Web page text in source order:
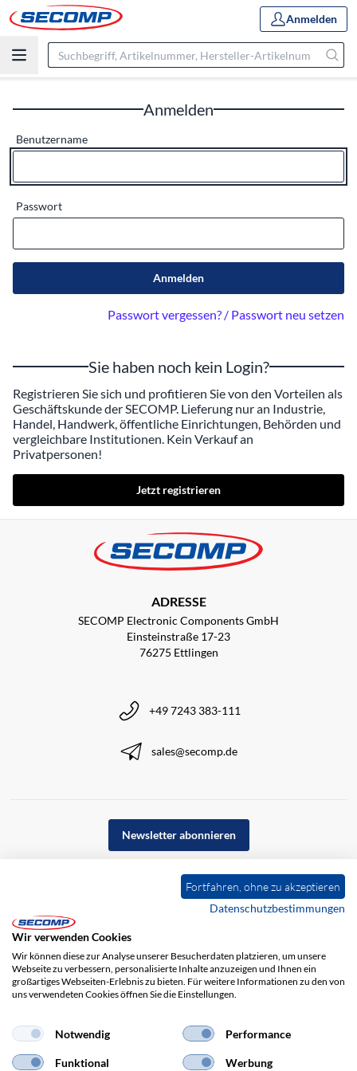
Anmelden
Anmelden
Benutzername
Passwort
Anmelden
Passwort vergessen? / Passwort neu setzen
Sie haben noch kein Login?
Registrieren Sie sich und profitieren Sie von den Vorteilen als
Geschäftskunde der SECOMP. Lieferung nur an Industrie,
Handel, Handwerk, öffentliche Einrichtungen, Behörden und
vergleichbare Institutionen. Kein Verkauf an
Privatpersonen!
Jetzt registrieren
ADRESSE
SECOMP Electronic Components GmbH
Einsteinstraße 17-23
76275 Ettlingen
+49 7243 383-111
sales@secomp.de
Newsletter abonnieren
Impressum Haftungsausschluss
Fortfahren, ohne zu akzeptieren
Datenschutzbestimmungen
Wir verwenden Cookies
Wir können diese zur Analyse unserer Besucherdaten platzieren, um unsere
Webseite zu verbessern, personalisierte Inhalte anzuzeigen und Ihnen ein
großartiges Webseiten-Erlebnis zu bieten. Für weitere Informationen zu den von
uns verwendeten Cookies öffnen Sie die Einstellungen.
Notwendig Performance
Funktional Werbung